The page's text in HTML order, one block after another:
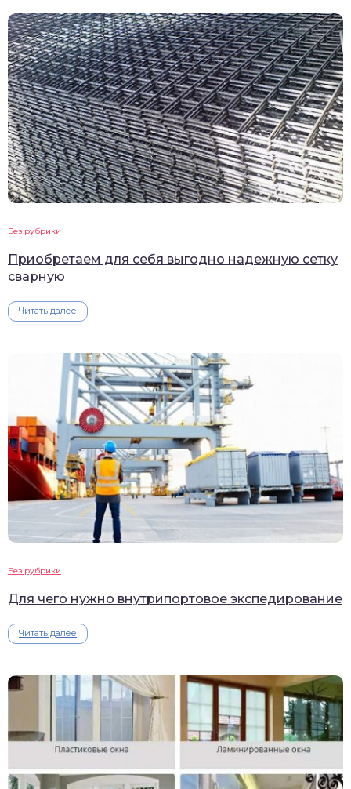
Без рубрики
Приобретаем для себя выгодно надежную сетку
сварную
Читать далее
Без рубрики
Для чего нужно внутрипортовое экспедирование
Читать далее